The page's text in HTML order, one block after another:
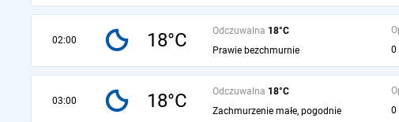
02:00 18°C Odczuwalna 18°C
Prawie bezchmurnie
0
03:00 18°C Odczuwalna 18°C
Zachmurzenie małe, pogodnie
0